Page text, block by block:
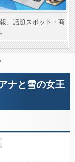
、話題スポット・商
ナと雪の女王